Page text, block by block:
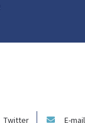
Twitter E-mail